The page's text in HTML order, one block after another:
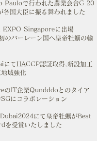
で行われた農業会合G 20
各国大臣に振る舞われました
Singaporeに出場
バーレーン国へ皇帝牡蠣の輸
てHACCP認証取得,新設加工
域強化
IT企業Qundddoとのタイア
にコラボレーション
にて皇帝牡蠣がBest
を受賞いたしました